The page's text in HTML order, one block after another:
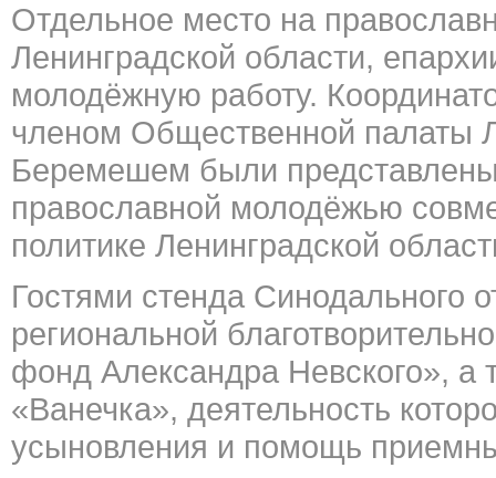
Отдельное место на
Ленинградской области,
молодёжную работу.
членом Общественной палаты
Беремешем были
православной молодёжью
политике Ленинградской
Гостями стенда Синодального
региональной
фонд Александра Невского», а
«Ванечка», деятельность
усыновления и помощь